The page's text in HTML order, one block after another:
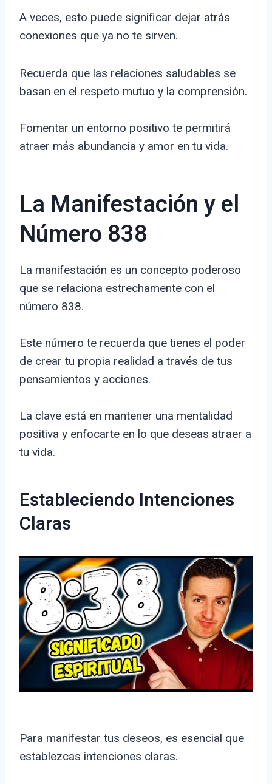
A veces, esto puede significar dejar atrás
conexiones que ya no te sirven.
Recuerda que las relaciones saludables se
basan en el respeto mutuo y la comprensión.
Fomentar un entorno positivo te permitirá
atraer más abundancia y amor en tu vida.
La Manifestación y el
Número 838
La manifestación es un concepto poderoso
que se relaciona estrechamente con el
número 838.
Este número te recuerda que tienes el poder
de crear tu propia realidad a través de tus
pensamientos y acciones.
La clave está en mantener una mentalidad
positiva y enfocarte en lo que deseas atraer a
tu vida.
Estableciendo Intenciones
Claras
Para manifestar tus deseos, es esencial que
establezcas intenciones claras.